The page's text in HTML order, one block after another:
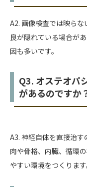
A2. 画像検査では映ら
良が隠れている場合が
因も多いです。
Q3. オステオパ
があるのですか
A3. 神経自体を直接治
肉や骨格、内臓、循環
やすい環境をつくります